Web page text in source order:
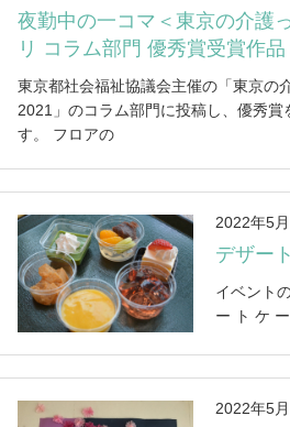
夜勤中の一コマ＜東京の介護
リ コラム部門 優秀賞受賞作品
東京都社会福祉協議会主催の「東京の
2021」のコラム部門に投稿し、優秀賞
す。 フロアの
2022年5
デザー
イベント
ー ト ケ
2022年5